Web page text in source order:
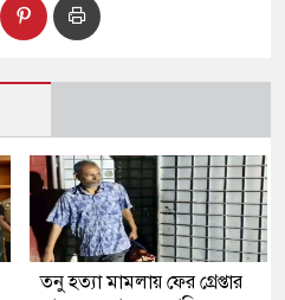
তনু হত্যা মামলায় ফের গ্রেপ্তার